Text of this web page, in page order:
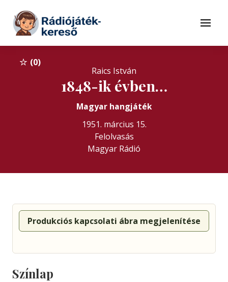
Tovább a tartalomhoz
Menü
0
Raics István
1848-ik évben…
Magyar hangjáték
1951. március 15.
Felolvasás
Magyar Rádió
Produkciós kapcsolati ábra megjelenítése
Színlap